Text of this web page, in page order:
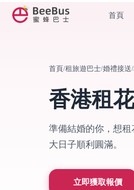
首頁
首頁/租旅遊巴士/婚禮接送/
香港租
準備結婚的你，想
大日子順利圓滿。
立即獲取報價